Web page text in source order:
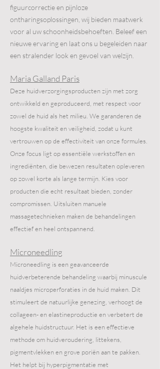
figuurcorrectie en pijnloze
ontharingsoplossingen, wij bieden maatwerk
voor al uw schoonheidsbehoeften. Beleef een
nieuwe ervaring en laat ons u begeleiden naar
een stralender look en gevoel van welzijn.
Maria Galland Paris
Deze huidverzorgingsproducten zijn met zorg
ontwikkeld en geproduceerd, met respect voor
zowel de huid als het milieu. We garanderen de
hoogste kwaliteit en veiligheid, zodat u kunt
vertrouwen op de effectiviteit van onze formules.
Onze focus ligt op essentiële werkstoffen en
ingrediënten, die bewezen resultaten opleveren
op zowel korte als lange termijn. Kies voor
producten die echt resultaat bieden, zonder
compromissen. Uitsluiten manuele
massagetechnieken maken de behandelingen
effectief en heel ontspannend.
Microneedling
Microneedling is een geavanceerde
huidverbeterende behandeling waarbij minuscule
naaldjes microperforaties in de huid maken. Dit
stimuleert de natuurlijke genezing, verhoogt de
collageen- en elastineproductie en verbetert de
algehele huidstructuur. Het is een effectieve
methode om huidveroudering, littekens,
pigmentvlekken en grove poriën aan te pakken.
Het helpt bij hyperpigmentatie met